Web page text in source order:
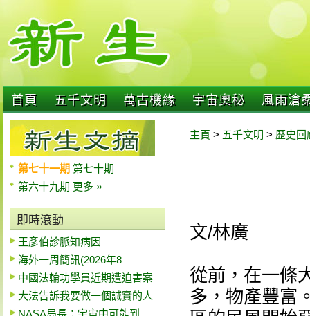
首頁 五千文明 萬古機緣 宇宙奧秘 風雨滄
第七十一期 第七十期
第六十九期 更多 »
即時滾動
王彥伯診脈知病因
海外一周簡訊(2026年8
中國法輪功學員近期遭迫害案
大法告訴我要做一個誠實的人
NASA局長：宇宙中可能到
主頁 > 五千文明 > 歷史回
文/林廣
從前，在一條
多，物產豐富